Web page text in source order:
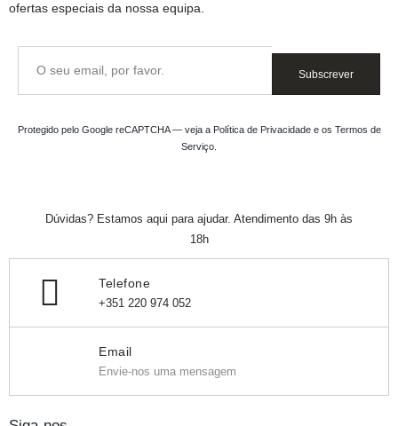
ofertas especiais da nossa equipa.
Subscrever
Protegido pelo Google reCAPTCHA — veja a Política de Privacidadee os Termos de
Serviço
Dúvidas? Estamos aqui para ajudar. Atendimento das 9h às
18h
Telefone
+351 220 974 052
Email
Envie-nos uma mensagem